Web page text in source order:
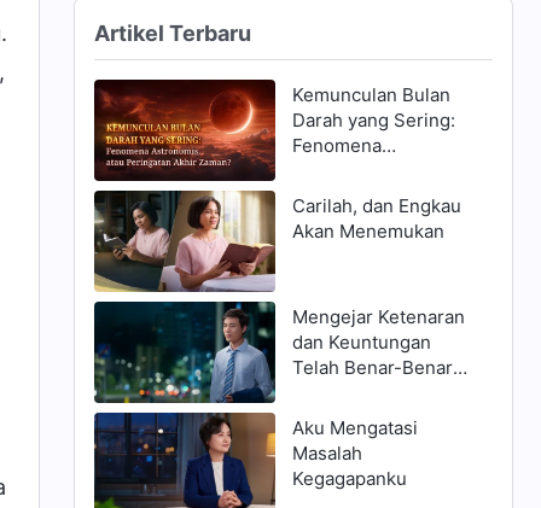
Artikel Terbaru
Kemunculan Bulan
Darah yang Sering:
Fenomena
Peringatan Akhir
Zaman?
Carilah, dan Engkau
Akan Menemukan
Mengejar Ketenaran
dan Keuntungan
Telah Benar-Benar
Aku Mengatasi
Masalah
Kegagapanku